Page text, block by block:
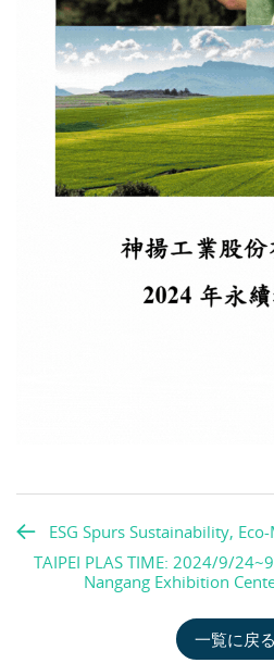
ESG Spurs Sustainability,
TAIPEI PLAS TIME: 2024/9/
Nangang Exhibition
一覧に戻